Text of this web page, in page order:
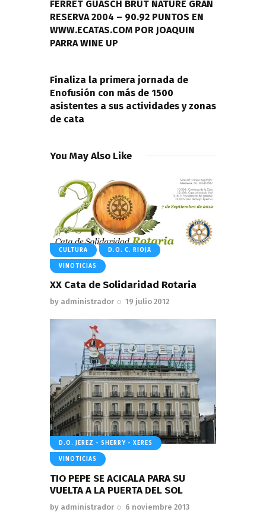
FERRET GUASCH BRUT NATURE GRAN
RESERVA 2004 – 90.92 PUNTOS EN
WWW.ECATAS.COM POR JOAQUIN
PARRA WINE UP
Finaliza la primera jornada de
Enofusión con más de 1500
asistentes a sus actividades y zonas
de cata
You May Also Like
CULTURA D.O. C. RIOJA
VINOTICIAS
XX Cata de Solidaridad Rotaria
by administrador 19 julio 2012
D.O. JEREZ - SHERRY - XERES
VINOTICIAS
TIO PEPE SE ACICALA PARA SU
VUELTA A LA PUERTA DEL SOL
by administrador 6 noviembre 2013